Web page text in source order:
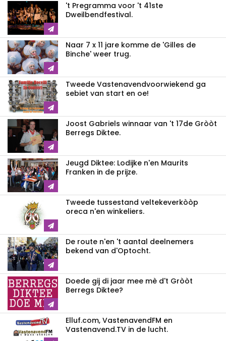
't Pregramma voor 't 41ste
Dweilbendfestival.
Naar 7 x 11 jare komme de 'Gilles de
Binche' weer trug.
Tweede Vastenavendvoorwiekend ga
sebiet van start en oe!
Joost Gabriels winnaar van 't 17de Gròòt
Berregs Diktee.
Jeugd Diktee: Lodijke n'en Maurits
Franken in de prijze.
Tweede tussestand veltekeverkòòp
oreca n'en winkeliers.
De route n'en 't aantal deelnemers
bekend van d'Optocht.
Doede gij di jaar mee mè d't Gròòt
Berregs Diktee?
Elluf.com, VastenavendFM en
Vastenavend.TV in de lucht.